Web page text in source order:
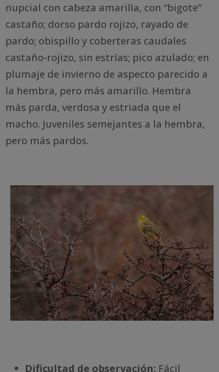
nupcial con cabeza amarilla, con “bigote”
castaño; dorso pardo rojizo, rayado de
pardo; obispillo y coberteras caudales
castaño-rojizo, sin estrías; pico azulado; en
plumaje de invierno de aspecto parecido a
la hembra, pero más amarillo. Hembra
más parda, verdosa y estriada que el
macho. Juveniles semejantes a la hembra,
pero más pardos.
Dificultad de observación: Fácil